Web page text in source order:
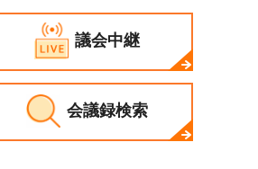
議会中継
会議録検索